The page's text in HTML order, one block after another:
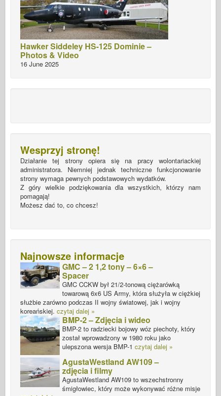
Hawker Siddeley HS-125 Dominie –
Photos & Video
16 June 2025
Wesprzyj stronę!
Działanie tej strony opiera się na pracy wolontariackiej
administratora. Niemniej jednak techniczne funkcjonowanie
strony wymaga pewnych podstawowych wydatków.
Z góry wielkie podziękowania dla wszystkich, którzy nam
pomagają!
Możesz dać to, co chcesz!
Najnowsze informacje
GMC – 2 1,2 tony – 6×6 –
Spacer
GMC CCKW był 21/2-tonową ciężarówką
towarową 6x6 US Army, która służyła w ciężkiej
służbie zarówno podczas II wojny światowej, jak i wojny
koreańskiej. czytaj dalej »
BMP-2 – Zdjęcia i wideo
BMP-2 to radziecki bojowy wóz piechoty, który
został wprowadzony w 1980 roku jako
ulepszona wersja BMP-1 czytaj dalej »
AgustaWestland AW109 –
zdjęcia i filmy
AgustaWestland AW109 to wszechstronny
śmigłowiec, który może wykonywać różne misje